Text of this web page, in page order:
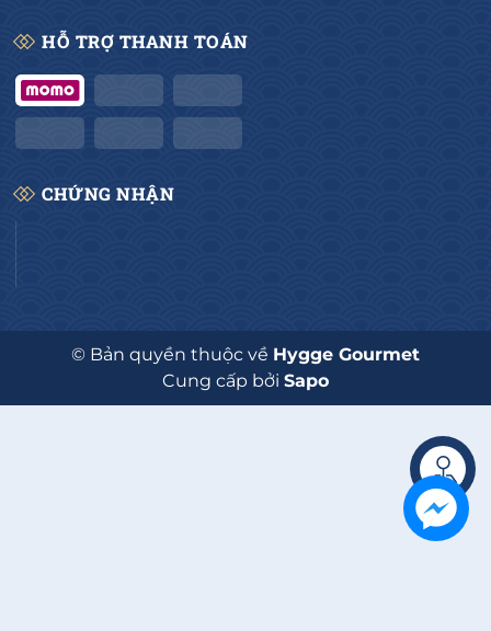
HỖ TRỢ THANH TOÁN
CHỨNG NHẬN
© Bản quyền thuộc về Hygge Gourmet
Cung cấp bởi Sapo
Liên hệ